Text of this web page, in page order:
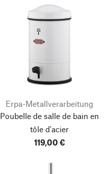
Erpa-Metallverarbeitung
Poubelle de salle de bain en
tôle d'acier
119,00 €